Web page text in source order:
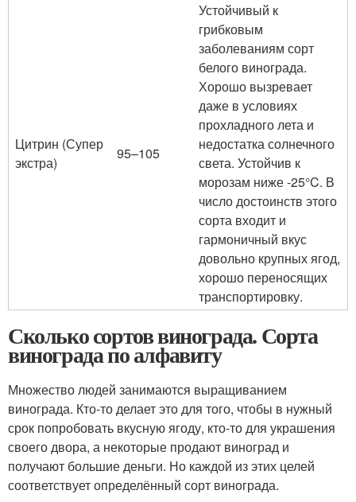
Цитрин (Супер
экстра)
95–105
Устойчивый к
грибковым
заболеваниям сорт
белого винограда.
Хорошо вызревает
даже в условиях
прохладного лета и
недостатка солнечного
света. Устойчив к
морозам ниже -25°C. В
число достоинств этого
сорта входит и
гармоничный вкус
довольно крупных ягод,
хорошо переносящих
транспортировку.
Сколько сортов винограда. Сорта
винограда по алфавиту
Множество людей занимаются выращиванием
винограда. Кто-то делает это для того, чтобы в нужный
срок попробовать вкусную ягоду, кто-то для украшения
своего двора, а некоторые продают виноград и
получают большие деньги. Но каждой из этих целей
соответствует определённый сорт винограда.